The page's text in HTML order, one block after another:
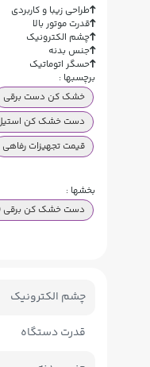
طراحی زیبا و کاربردی
قدرت موتور بالا
چشم الکترونیک
جنس بدنه
حسگر اتوماتیک
برچسبها :
خشک کن دست برقی
دست خشک کن
قیمت تجهیزات رفاهی
بخشها :
دست خشک کن برقی (
چشم الکترونیک
قدرت دستگاه